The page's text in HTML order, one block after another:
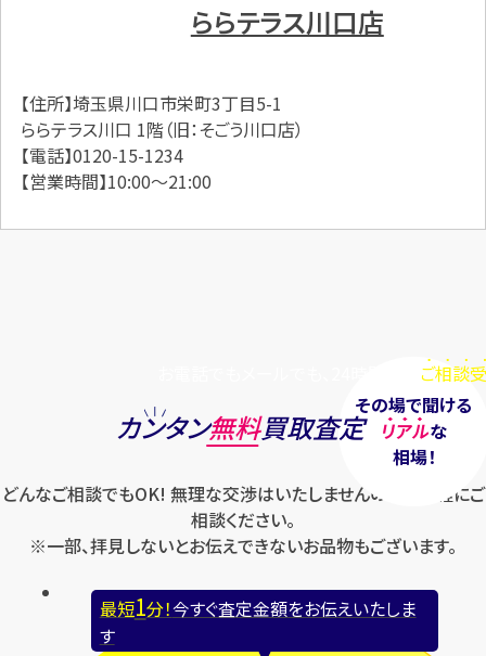
ららテラス川口店
【住所】埼玉県川口市栄町3丁目5-1
ららテラス川口 1階（旧：そごう川口店）
【電話】0120-15-1234
【営業時間】10:00～21:00
ご相談
その場で聞ける
リアルな
相場！
カンタン無料買取査定
どんなご相談でもOK! 無理な交渉はいたしませんのでお気軽にご
相談ください。
※一部、拝見しないとお伝えできないお品物もございます。
最短1分！今すぐ査定金額をお伝えいたしま
す